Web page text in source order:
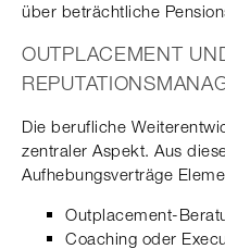
über beträchtliche
OUTPLACEMENT
Die berufliche
zentraler Aspekt. Aus
Aufhebungsverträge
Outplacement-
Coaching oder